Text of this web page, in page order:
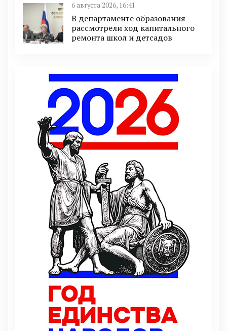
6 августа 2026, 16:41
В департаменте образования
рассмотрели ход капитального
ремонта школ и детсадов